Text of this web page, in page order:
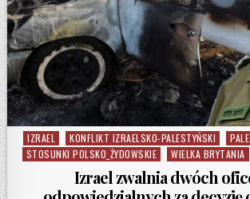
Posted in
IZRAEL KONFLIKT IZRAELSKO-PALESTYŃSKI
STOSUNKI POLSKO_ŻYDOWSKIE
WIELKA BRYTANIA
Izrael zwalnia dwóch